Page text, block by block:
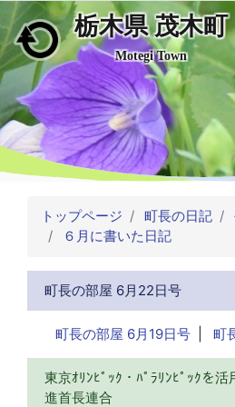
メインコンテンツにスキップ
栃木県 茂木町
Motegi Town
トップページ 町長の日記
６月に書いた日記
町長の部屋 6月22日号
町長の部屋 6月19日号 町
東京ｵﾘﾝﾋﾟｯｸ・ﾊﾟﾗﾘﾝﾋﾟｯｸを
進首長連合